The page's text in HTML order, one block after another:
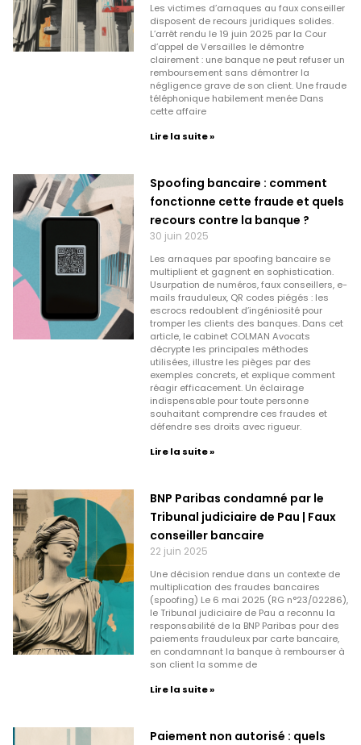
Les victimes d’arnaques au faux conseiller
disposent de recours juridiques solides.
L’arrêt rendu le 19 juin 2025 par la Cour
d’appel de Versailles le démontre
clairement : une banque ne peut refuser un
remboursement sans démontrer la
négligence grave de son client. Une fraude
téléphonique habilement menée Dans
cette affaire
Lire la suite »
Spoofing bancaire : comment
fonctionne cette fraude et quels
recours contre la banque ?
30 juin 2025
Les arnaques par spoofing bancaire se
multiplient et gagnent en sophistication.
Usurpation de numéros, faux conseillers, e-
mails frauduleux, QR codes piégés : les
escrocs redoublent d’ingéniosité pour
tromper les clients des banques. Dans cet
article, le cabinet COLMAN Avocats
décrypte les principales méthodes
utilisées, illustre les pièges par des
exemples concrets, et explique comment
réagir efficacement. Un éclairage
indispensable pour toute personne
souhaitant comprendre ces fraudes et
défendre ses droits avec rigueur.
Lire la suite »
BNP Paribas condamné par le
Tribunal judiciaire de Pau | Faux
conseiller bancaire
22 juin 2025
Une décision rendue dans un contexte de
multiplication des fraudes bancaires
(spoofing) Le 6 mai 2025 (RG n°23/02286),
le Tribunal judiciaire de Pau a reconnu la
responsabilité de la BNP Paribas pour des
paiements frauduleux par carte bancaire,
en condamnant la banque à rembourser à
son client la somme de
Lire la suite »
Paiement non autorisé : quels